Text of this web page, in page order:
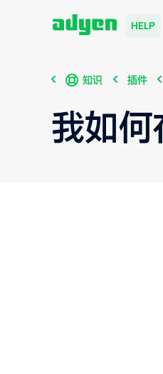
HELP
知识 插件
我如何